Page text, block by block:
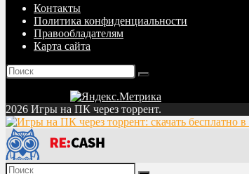
Контакты
Политика конфиденциальности
Правообладателям
Карта сайта
2026 Игры на ПК через торрент.